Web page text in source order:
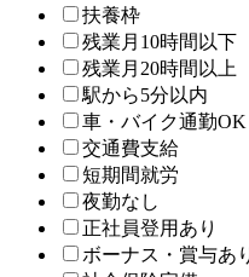
扶養枠
残業月10時間以下
残業月20時間以上
駅から5分以内
車・バイク通勤OK
交通費支給
短期間就労
夜勤なし
正社員登用あり
ボーナス・賞与あ